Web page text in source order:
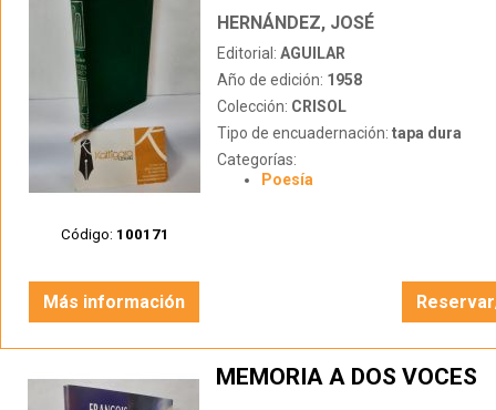
Código: 100171
HERNÁNDEZ, JOSÉ
Editorial: AGUILAR
Año de edición: 1958
Colección: CRISOL
Tipo de encuadernación: tapa dura
Categorías:
Poesía
Más información
MEMORIA A DOS VOCES